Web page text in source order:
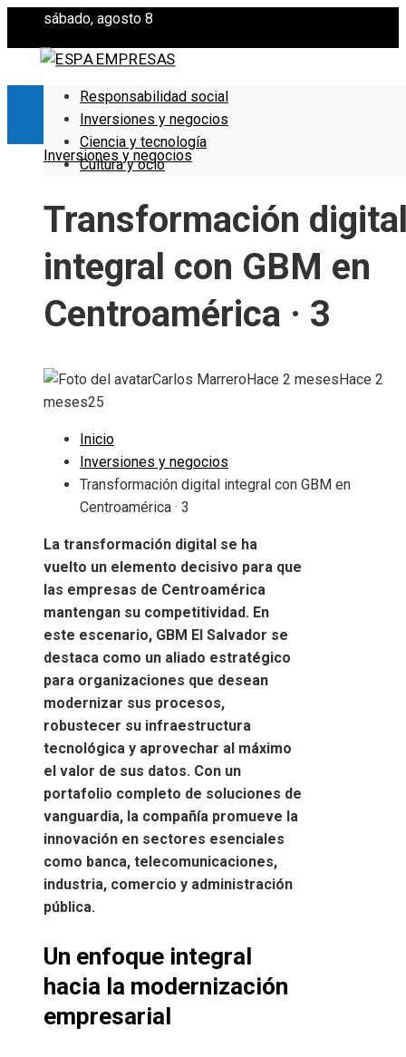
sábado, agosto 8
Responsabilidad social
Inversiones y negocios
Ciencia y tecnología
Cultura y ocio
Inversiones y negocios
Transformación
integral con GBM en
Centroamérica · 3
Carlos Marrero Hace 2 meses Hace 2
meses25
Inicio
Inversiones y negocios
Transformación digital integral con GBM en
Centroamérica · 3
La transformación digital se ha
vuelto un elemento decisivo para que
las empresas de Centroamérica
mantengan su competitividad. En
este escenario, GBM El Salvador se
destaca como un aliado estratégico
para organizaciones que desean
modernizar sus procesos,
robustecer su infraestructura
tecnológica y aprovechar al máximo
el valor de sus datos. Con un
portafolio completo de soluciones de
vanguardia, la compañía promueve la
innovación en sectores esenciales
como banca, telecomunicaciones,
industria, comercio y administración
pública.
Un enfoque integral
hacia la modernización
empresarial